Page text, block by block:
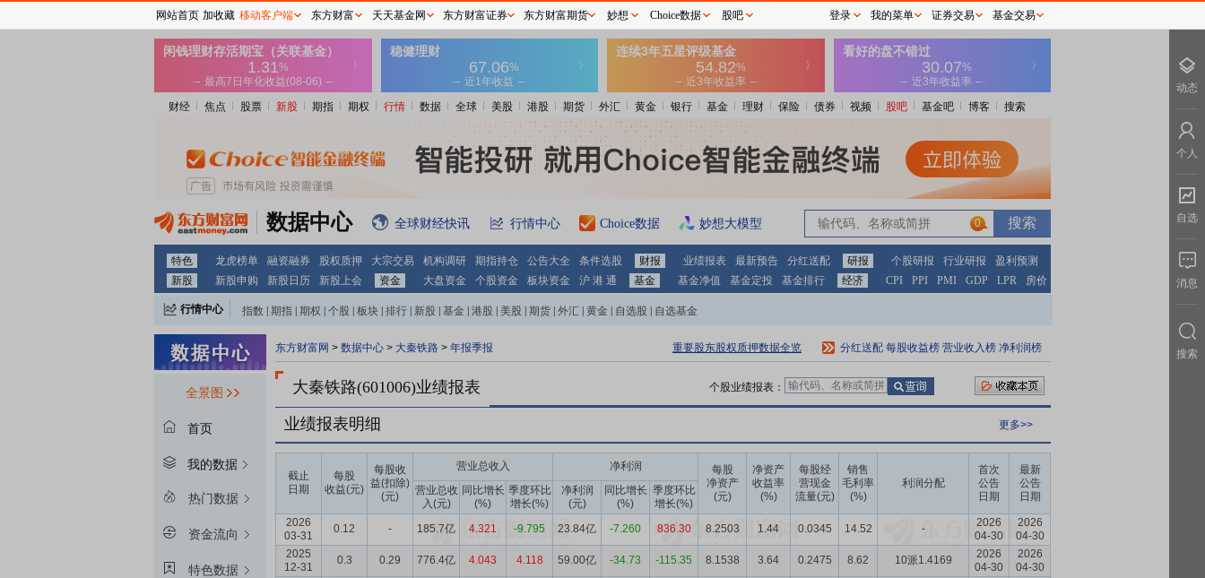
财经 焦点 股票 新股 期指 期权 行情 数据 全球 美股 港股 期货 外汇 黄金 银行 基金 理财 保险 债券 视频 股吧 基金吧 博客 搜索
数据中心 全球财经快讯 行情中心 Choice数据 妙想大模型 0
特色 龙虎榜单 融资融券 股权质押 大宗交易 机构调研 期指持仓 公告大全 条件选股 财报 业绩报表 最新预告 分红送配 研报 个股研报 行业研报
盈利预测
新股
新股申购 新股日历 新股上会 资金 大盘资金 个股资金 板块资金 沪 港 通 基金 基金净值 基金定投 基金排行 经济 CPI PPI PMI GDP LPR 房价
行情中心 指数 期指 期权 个股 板块 排行 新股 基金 港股 美股 期货 外汇 黄金 自选股 自选基金
全景图
首页
我的数据
热门数据
资金流向
特色数据
东方财富网 > 数据中心 > 大秦铁路 > 年报季报 重要股东股权质押数据全览 分红送配 每股收益榜 营业收入榜 净利润榜
大秦铁路(601006)业绩报表 个股业绩报表：
业绩报表明细 更多>>
截止
日期
每股
收益(元)
每股收
益(扣除)
(元)
营业总收入 净利润
每股
净资产
(元)
净资产
收益率
(%)
每股经
营现金
流量(元)
销售
毛利率
(%)
利润分配
首次
公告
日期
最新
公告
日期
营业总收
入(元)
同比增长
(%)
季度环比
增长(%)
净利润
(元)
同比增长
(%)
季度环比
增长(%)
2026
03-31
0.12 - 185.7亿 4.321 -9.795 23.84亿 -7.260 836.30 8.2503 1.44 0.0345 14.52 -
2026
04-30
2026
04-30
2025
12-31
0.3 0.29 776.4亿 4.043 4.118 59.00亿 -34.73 -115.35 8.1538 3.64 0.2475 8.62 10派1.4169
2026
04-30
2026
04-30
网站首页 加收藏 移动客户端 东方财富 天天基金网 东方财富证券 东方财富期货 妙想 Choice数据 股吧 登录 我的菜单 证券交易 基金交易
动态
个人
自选
消息
搜索